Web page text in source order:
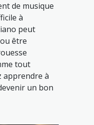
de musique
à
peut
être
tout
apprendre à
un bon